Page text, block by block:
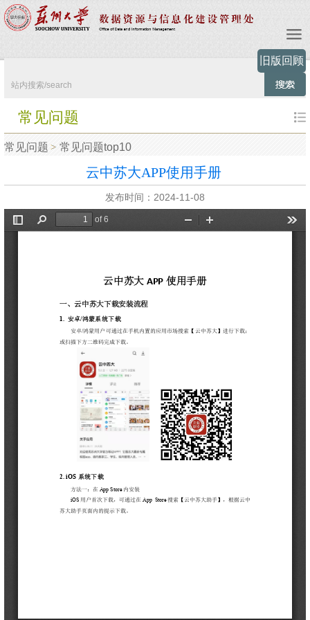
旧版回顾
常见问题
常见问题 常见问题top10
云中苏大APP使用手册
发布时间：2024-11-08